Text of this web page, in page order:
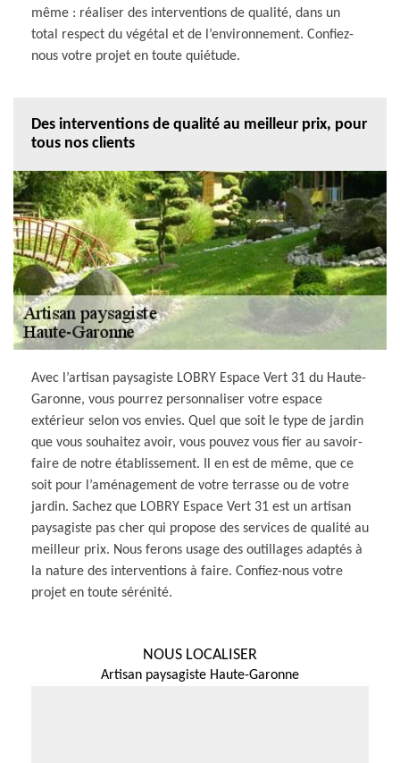
même : réaliser des interventions de qualité, dans un
total respect du végétal et de l’environnement. Confiez-
nous votre projet en toute quiétude.
Des interventions de qualité au meilleur prix, pour
tous nos clients
Avec l’artisan paysagiste LOBRY Espace Vert 31 du Haute-
Garonne, vous pourrez personnaliser votre espace
extérieur selon vos envies. Quel que soit le type de jardin
que vous souhaitez avoir, vous pouvez vous fier au savoir-
faire de notre établissement. Il en est de même, que ce
soit pour l’aménagement de votre terrasse ou de votre
jardin. Sachez que LOBRY Espace Vert 31 est un artisan
paysagiste pas cher qui propose des services de qualité au
meilleur prix. Nous ferons usage des outillages adaptés à
la nature des interventions à faire. Confiez-nous votre
projet en toute sérénité.
NOUS LOCALISER
Artisan paysagiste Haute-Garonne